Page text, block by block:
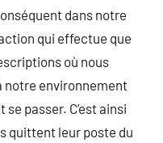
dans notre
qui effectue que
où nous
notre environnement
se passer. C’est ainsi
quittent leur poste du